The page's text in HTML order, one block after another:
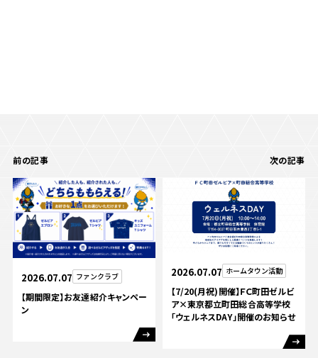
前の記事
2026.07.07 ファンクラブ
【期間限定】お友達紹介キャンペー
ン
次の記事
2026.07.07 ホームタウン活動
【7/20(月祝)開催】ＦＣ町田ゼルビ
ア×東京都立町田総合高等学校
「ウェルネスDAY」開催のお知らせ